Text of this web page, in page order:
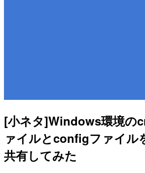
[小ネタ]Windows環境の
ァイルとconfigファイル
共有してみた